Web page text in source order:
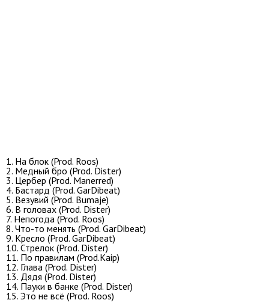
1. На блок (Prod. Roos)
2. Медный бро (Prod. Dister)
3. Цербер (Prod. Manerred)
4. Бастард (Prod. GarDibeat)
5. Везувий (Prod. Bumaje)
6. В головах (Prod. Dister)
7. Непогода (Prod. Roos)
8. Что-то менять (Prod. GarDibeat)
9. Кресло (Prod. GarDibeat)
10. Стрелок (Prod. Dister)
11. По правилам (Prod.Kaip)
12. Глава (Prod. Dister)
13. Дядя (Prod. Dister)
14. Пауки в банке (Prod. Dister)
15. Это не всё (Prod. Roos)